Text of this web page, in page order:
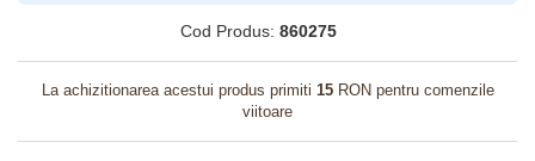
Cod Produs: 860275
La achizitionarea acestui produs primiti 15RON pentru comenzile
viitoare